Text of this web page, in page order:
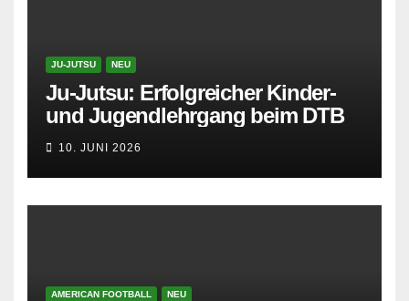
JU-JUTSU NEU
Ju-Jutsu: Erfolgreicher Kinder-
und Jugendlehrgang beim DTB
10. JUNI 2026
AMERICAN FOOTBALL NEU